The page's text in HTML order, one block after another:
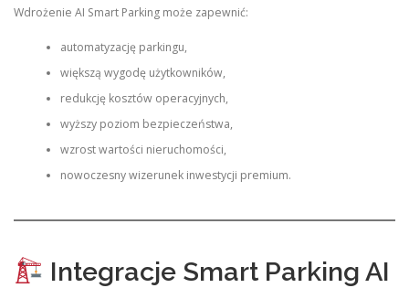
Wdrożenie AI Smart Parking może zapewnić:
automatyzację parkingu,
większą wygodę użytkowników,
redukcję kosztów operacyjnych,
wyższy poziom bezpieczeństwa,
wzrost wartości nieruchomości,
nowoczesny wizerunek inwestycji premium.
Integracje Smart Parking AI